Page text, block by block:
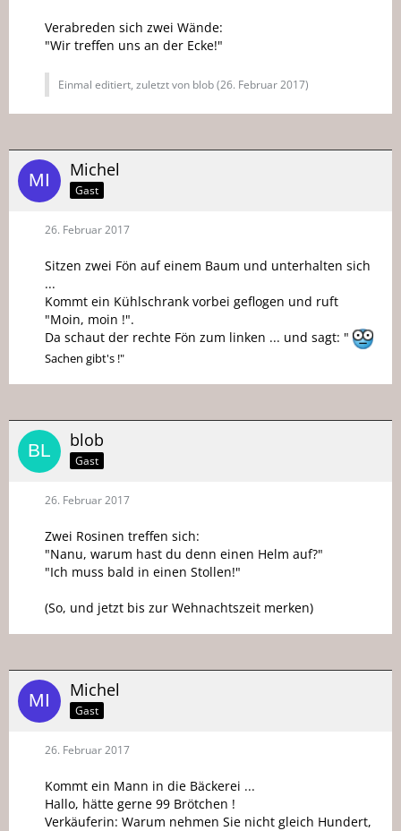
Verabreden sich zwei Wände:
"Wir treffen uns an der Ecke!"
Einmal editiert, zuletzt von blob (26. Februar 2017)
Michel
Gast
26. Februar 2017
Sitzen zwei Fön auf einem Baum und unterhalten sich
...
Kommt ein Kühlschrank vorbei geflogen und ruft
"Moin, moin !".
Da schaut der rechte Fön zum linken ... und sagt: "
Sachen gibt's !"
blob
Gast
26. Februar 2017
Zwei Rosinen treffen sich:
"Nanu, warum hast du denn einen Helm auf?"
"Ich muss bald in einen Stollen!"
(So, und jetzt bis zur Wehnachtszeit merken)
Michel
Gast
26. Februar 2017
Kommt ein Mann in die Bäckerei ...
Hallo, hätte gerne 99 Brötchen !
Verkäuferin: Warum nehmen Sie nicht gleich Hundert,